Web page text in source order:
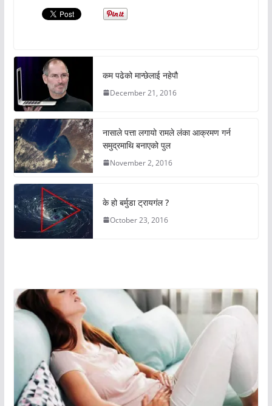
कम पढेको मान्छेलाई नहेपौ
December 21, 2016
नासाले पत्ता लगायो रामले लंका आक्रमण गर्न
समुद्रमाथि बनाएको पुल
November 2, 2016
के हो बर्मुडा ट्रायगंल ?
October 23, 2016